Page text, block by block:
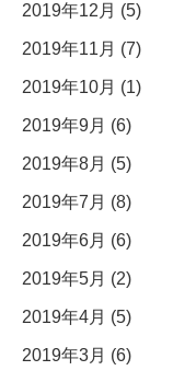
2019年12月 (5)
2019年11月 (7)
2019年10月 (1)
2019年9月 (6)
2019年8月 (5)
2019年7月 (8)
2019年6月 (6)
2019年5月 (2)
2019年4月 (5)
2019年3月 (6)